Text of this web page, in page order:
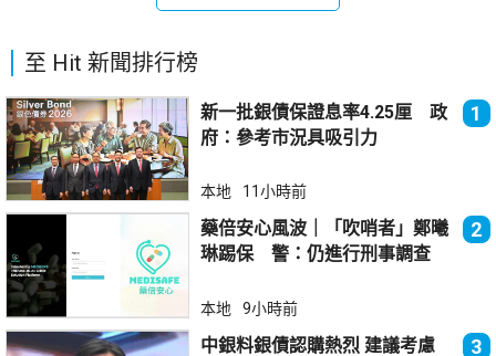
至 Hit 新聞排行榜
新一批銀債保證息率4.25厘 政
府：參考市況具吸引力
1
本地 11小時前
藥倍安心風波｜「吹哨者」鄭曦
琳踢保 警：仍進行刑事調查
2
本地 9小時前
中銀料銀債認購熱烈 建議考慮
3